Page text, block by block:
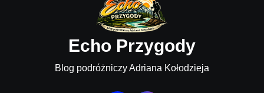
Echo Przygody
Blog podróżniczy Adriana Kołodzieja